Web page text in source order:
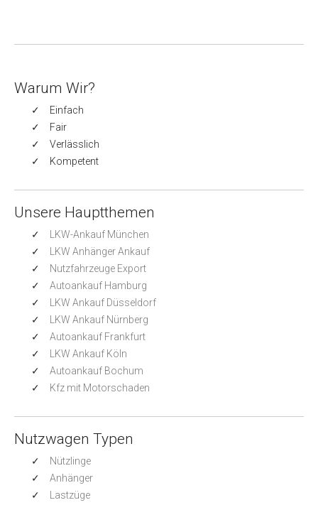
Warum Wir?
Einfach
Fair
Verlässlich
Kompetent
Unsere Hauptthemen
LKW-Ankauf München
LKW Anhänger Ankauf
Nutzfahrzeuge Export
Autoankauf Hamburg
LKW Ankauf Düsseldorf
LKW Ankauf Nürnberg
Autoankauf Frankfurt
LKW Ankauf Köln
Autoankauf Bochum
Kfz mit Motorschaden
Nutzwagen Typen
Nützlinge
Anhänger
Lastzüge